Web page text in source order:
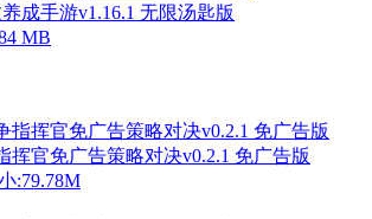
成手游v1.16.1 无限汤匙版
MB
挥官免广告策略对决v0.2.1 免广告版
:79.78M